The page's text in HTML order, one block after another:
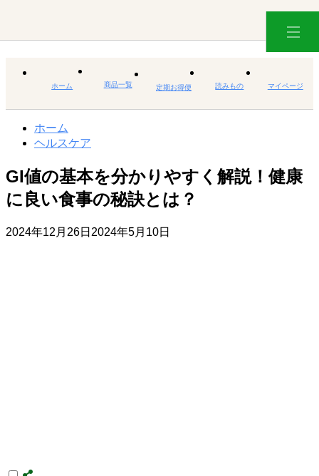
ホーム 商品一覧 定期お得便 読みもの マイページ
ホーム
ヘルスケア
GI値の基本を分かりやすく解説！健康
に良い食事の秘訣とは？
2024年12月26日 2024年5月10日